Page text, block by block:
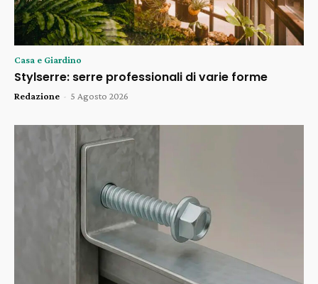
Casa e Giardino
Stylserre: serre professionali di varie forme
Redazione - 5 Agosto 2026